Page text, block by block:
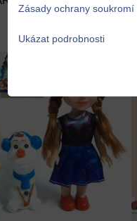
Zásady ochrany soukromí
Ukázat podrobnosti